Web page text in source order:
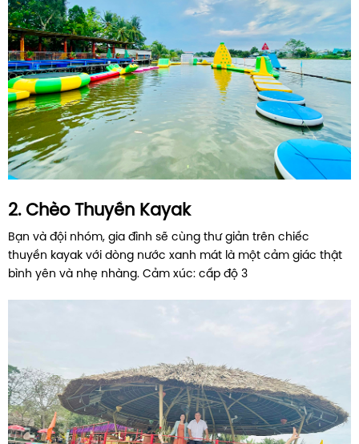
2. Chèo Thuyền Kayak
Bạn và đội nhóm, gia đình sẽ cùng thư giản trên chiếc
thuyền kayak với dòng nước xanh mát là một cảm giác thật
bình yên và nhẹ nhàng. Cảm xúc: cấp độ 3